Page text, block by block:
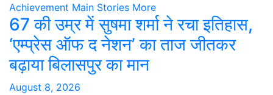
Achievement Main Stories More
67 की उम्र में सुषमा शर्मा ने रचा इतिहास,
‘एम्प्रेस ऑफ द नेशन’ का ताज जीतकर
बढ़ाया बिलासपुर का मान
August 8, 2026